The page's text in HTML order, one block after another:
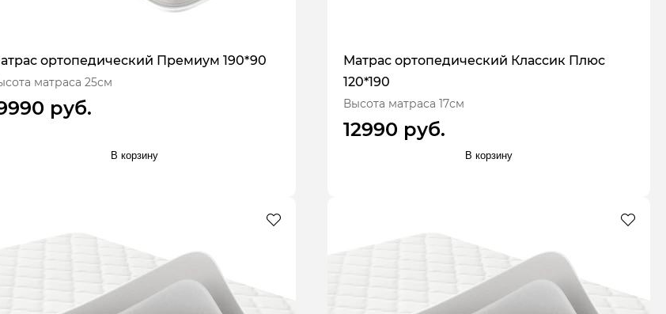
ортопедический Премиум 190*90
матраса 25см
руб.
В корзину
Матрас ортопедический Классик Плюс
120*190
Высота матраса 17см
12990 руб.
В корзину